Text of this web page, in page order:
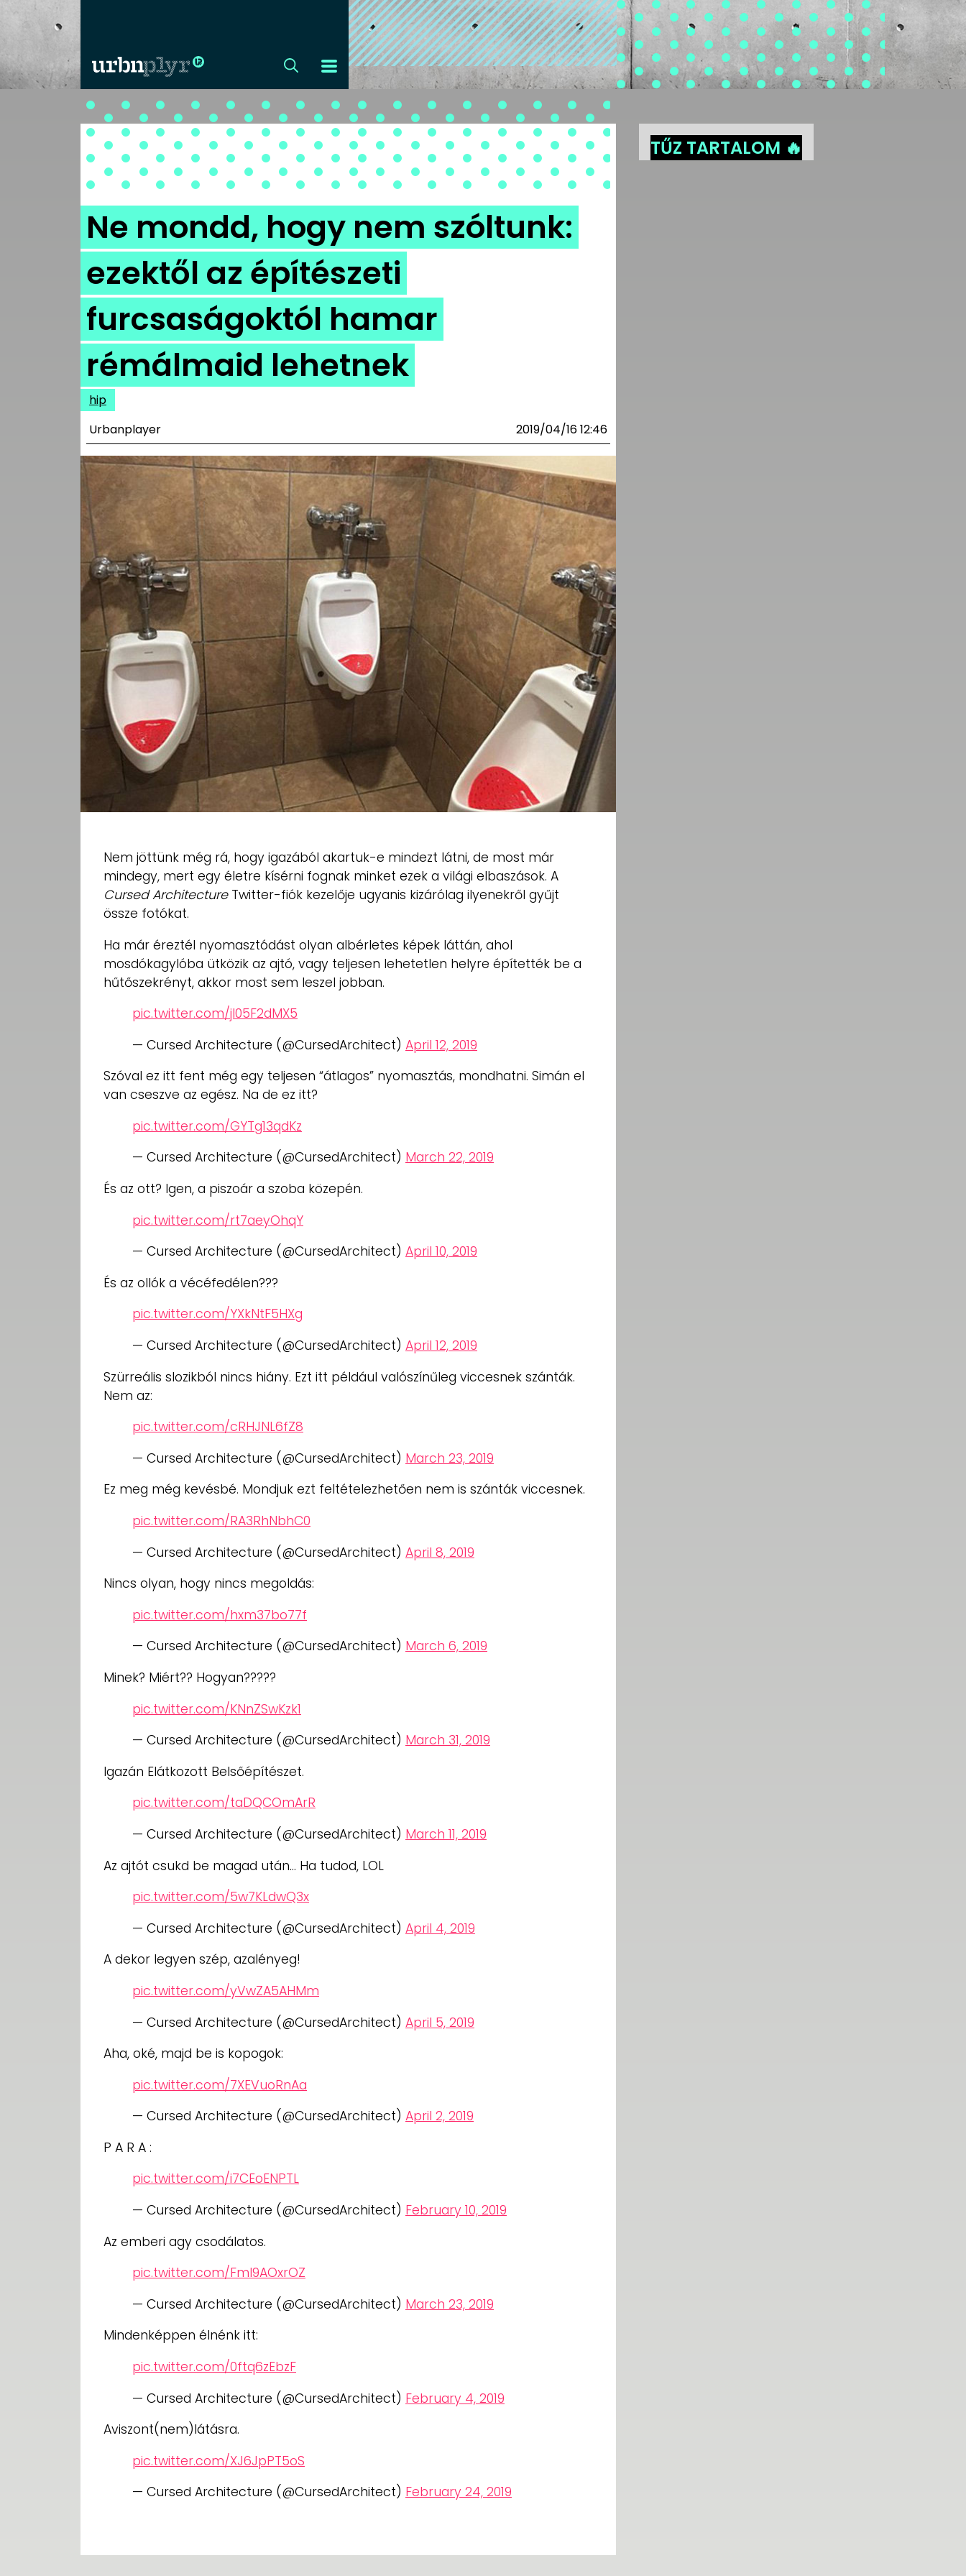
CÍMLAP
DIZÁJN
DIVAT
HIP
KULT
UTCA
ZENE
ADATKEZELÉSI
TÁJÉKOZTATÓ
Ne mondd, hogy nem szóltunk:
ezektől az építészeti
furcsaságoktól hamar
rémálmaid lehetnek
hip
Urbanplayer
2019/04/16 12:46
Nem jöttünk még rá, hogy igazából akartuk-e mindezt látni, de most már
mindegy, mert egy életre kísérni fognak minket ezek a világi elbaszások. A
Cursed ArchitectureTwitter-fiók kezelője ugyanis kizárólag ilyenekről gyűjt
össze fotókat.
Ha már éreztél nyomasztódást olyan albérletes képek láttán, ahol
mosdókagylóba ütközik az ajtó, vagy teljesen lehetetlen helyre építették be a
hűtőszekrényt, akkor most sem leszel jobban.
pic.twitter.com/jI05F2dMX5
— Cursed Architecture (@CursedArchitect) April 12, 2019
Szóval ez itt fent még egy teljesen “átlagos” nyomasztás, mondhatni. Simán el
van cseszve az egész. Na de ez itt?
pic.twitter.com/GYTg13qdKz
— Cursed Architecture (@CursedArchitect) March 22, 2019
És az ott? Igen, a piszoár a szoba közepén.
pic.twitter.com/rt7aeyOhqY
— Cursed Architecture (@CursedArchitect) April 10, 2019
És az ollók a vécéfedélen???
pic.twitter.com/YXkNtF5HXg
— Cursed Architecture (@CursedArchitect) April 12, 2019
Szürreális slozikból nincs hiány. Ezt itt például valószínűleg viccesnek szánták.
Nem az:
pic.twitter.com/cRHJNL6fZ8
— Cursed Architecture (@CursedArchitect) March 23, 2019
Ez meg még kevésbé. Mondjuk ezt feltételezhetően nem is szánták viccesnek.
pic.twitter.com/RA3RhNbhC0
— Cursed Architecture (@CursedArchitect) April 8, 2019
Nincs olyan, hogy nincs megoldás:
pic.twitter.com/hxm37bo77f
— Cursed Architecture (@CursedArchitect) March 6, 2019
Minek? Miért?? Hogyan?????
pic.twitter.com/KNnZSwKzk1
— Cursed Architecture (@CursedArchitect) March 31, 2019
Igazán Elátkozott Belsőépítészet.
pic.twitter.com/taDQCOmArR
— Cursed Architecture (@CursedArchitect) March 11, 2019
Az ajtót csukd be magad után… Ha tudod, LOL
pic.twitter.com/5w7KLdwQ3x
— Cursed Architecture (@CursedArchitect) April 4, 2019
A dekor legyen szép, azalényeg!
pic.twitter.com/yVwZA5AHMm
— Cursed Architecture (@CursedArchitect) April 5, 2019
Aha, oké, majd be is kopogok:
pic.twitter.com/7XEVuoRnAa
— Cursed Architecture (@CursedArchitect) April 2, 2019
P A R A :
pic.twitter.com/i7CEoENPTL
— Cursed Architecture (@CursedArchitect) February 10, 2019
Az emberi agy csodálatos.
pic.twitter.com/Fml9AOxrOZ
— Cursed Architecture (@CursedArchitect) March 23, 2019
Mindenképpen élnénk itt:
pic.twitter.com/0ftq6zEbzF
— Cursed Architecture (@CursedArchitect) February 4, 2019
Aviszont(nem)látásra.
pic.twitter.com/XJ6JpPT5oS
— Cursed Architecture (@CursedArchitect) February 24, 2019
TŰZ TARTALOM 🔥